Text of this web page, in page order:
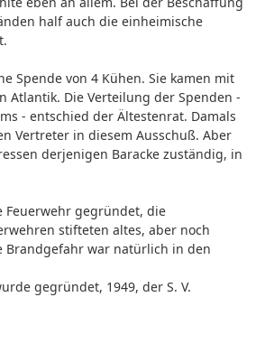
half auch die einheimische
Spende von 4 Kühen. Sie kamen mit
Atlantik. Die Verteilung der Spenden -
- entschied der Ältestenrat. Damals
Vertreter in diesem Ausschuß. Aber
derjenigen Baracke zuständig, in
Feuerwehr gegründet, die
stifteten altes, aber noch
Brandgefahr war natürlich in den
gegründet, 1949, der S. V.